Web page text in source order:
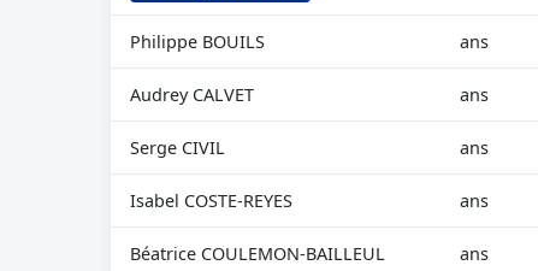
Philippe BOUILS ans
Audrey CALVET ans
Serge CIVIL ans
Isabel COSTE-REYES ans
Béatrice COULEMON-BAILLEUL ans